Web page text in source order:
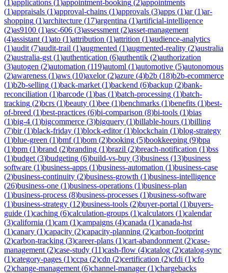
(1)applications (1)appointment-booking (2)appointments
(1)appraisals (1)approval-chains (1)approvals (3)apps (1)ar(1)ar-
shopping (1)architecture (17)argentina (1)artificial-intelligence
(2)as9100 (1)asc-606 (3)assessment (2)asset-management
(4)assistant (1)ato (1)attribution (1)attrition (1)audience-analytics
(1)audit (7)audit-trail (1)augmented (1)augmented-reality (2)australia
(2)australia-gst (1)authentication (6)authentik (2)authorization
(3)autogen (2)automation (119)automl (1)automotive (5)autonomous
(2)awareness (1)aws (10)axelor(2)azure (4)b2b (18)b2b-ecommerce
(1)b2b-selling (1)back-market (1)backend (6)backup (2)bank-
reconciliation (1)barcode (1)bas (1)batch-processing (1)batch-
tracking (2)bcrs (1)beauty (1)bee (1)benchmarks (1)benefits (1)best-
of-breed (1)best-practices (6)bi-comparison (8)bi-tools (1)bias
(1)big-4 (1)bigcommerce (3)bigquery (1)billable-hours (1)billing
(7)bir(1)black-friday (1)block-editor(1)blockchain (1)blog-strategy
(1)blue-green (1)bmf(1)bom (2)booking (5)bookkeeping (9)bpa
(1)bpm (1)brand (2)branding (1)brazil (2)breach-notification (1)bss
(1)budget (3)budgeting (6)build-vs-buy (3)business (13)business
software (1)business-apps (1)business-automation (1)business-case
(2)business-continuity (2)business-growth (1)business-intelligence
(26)business-one (1)business-operations (1)business-plan
(1)business-process (8)business-processes (1)business-software
(1)business-strategy (12)business-tools (2)buyer-portal (1)buyers-
guide (1)caching (6)calculation-groups (1)calculators (1)calendar
(3)california (1)cam (1)campaigns (4)canada (1)canada-hst
(1)canary (1)capacity (2)capacity-planning (2)carbon-footprint
(2)carbon-tracking (3)career-plans (1)cart-abandonment (2)case-
management (2)case-study (11)cash-flow (4)catalog (2)catalog-sync
(1)category-pages (1)ccpa (2)cdn (2)certification (2)cfdi (1)cfo
(2)change-management (6)channel-manager(1)chargebacks